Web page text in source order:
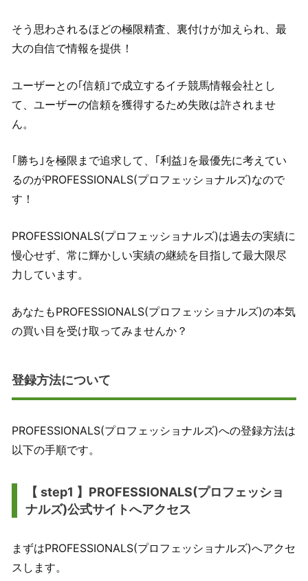
そう思わされるほどの極限精査、裏付けが加えられ、最
大の自信で情報を提供！
ユーザーとの｢信頼｣で成立するイチ競馬情報会社とし
て、ユーザーの信頼を獲得するため失敗は許されませ
ん。
｢勝ち｣を極限まで追求して、｢利益｣を最優先に考えてい
るのがPROFESSIONALS(プロフェッショナルズ)なので
す！
PROFESSIONALS(プロフェッショナルズ)は過去の実績に
慢心せず、常に輝かしい実績の継続を目指して最大限尽
力しています。
あなたもPROFESSIONALS(プロフェッショナルズ)の本気
の買い目を受け取ってみませんか？
登録方法について
PROFESSIONALS(プロフェッショナルズ)への登録方法は
以下の手順です。
【 step1 】PROFESSIONALS(プロフェッショ
ナルズ)公式サイトへアクセス
まずはPROFESSIONALS(プロフェッショナルズ)へアクセ
スします。